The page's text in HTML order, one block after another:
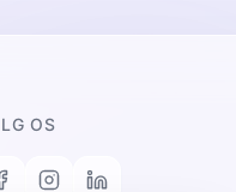
OS